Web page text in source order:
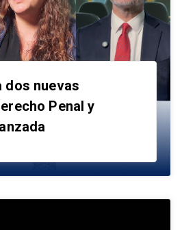
dos nuevas
Penal y